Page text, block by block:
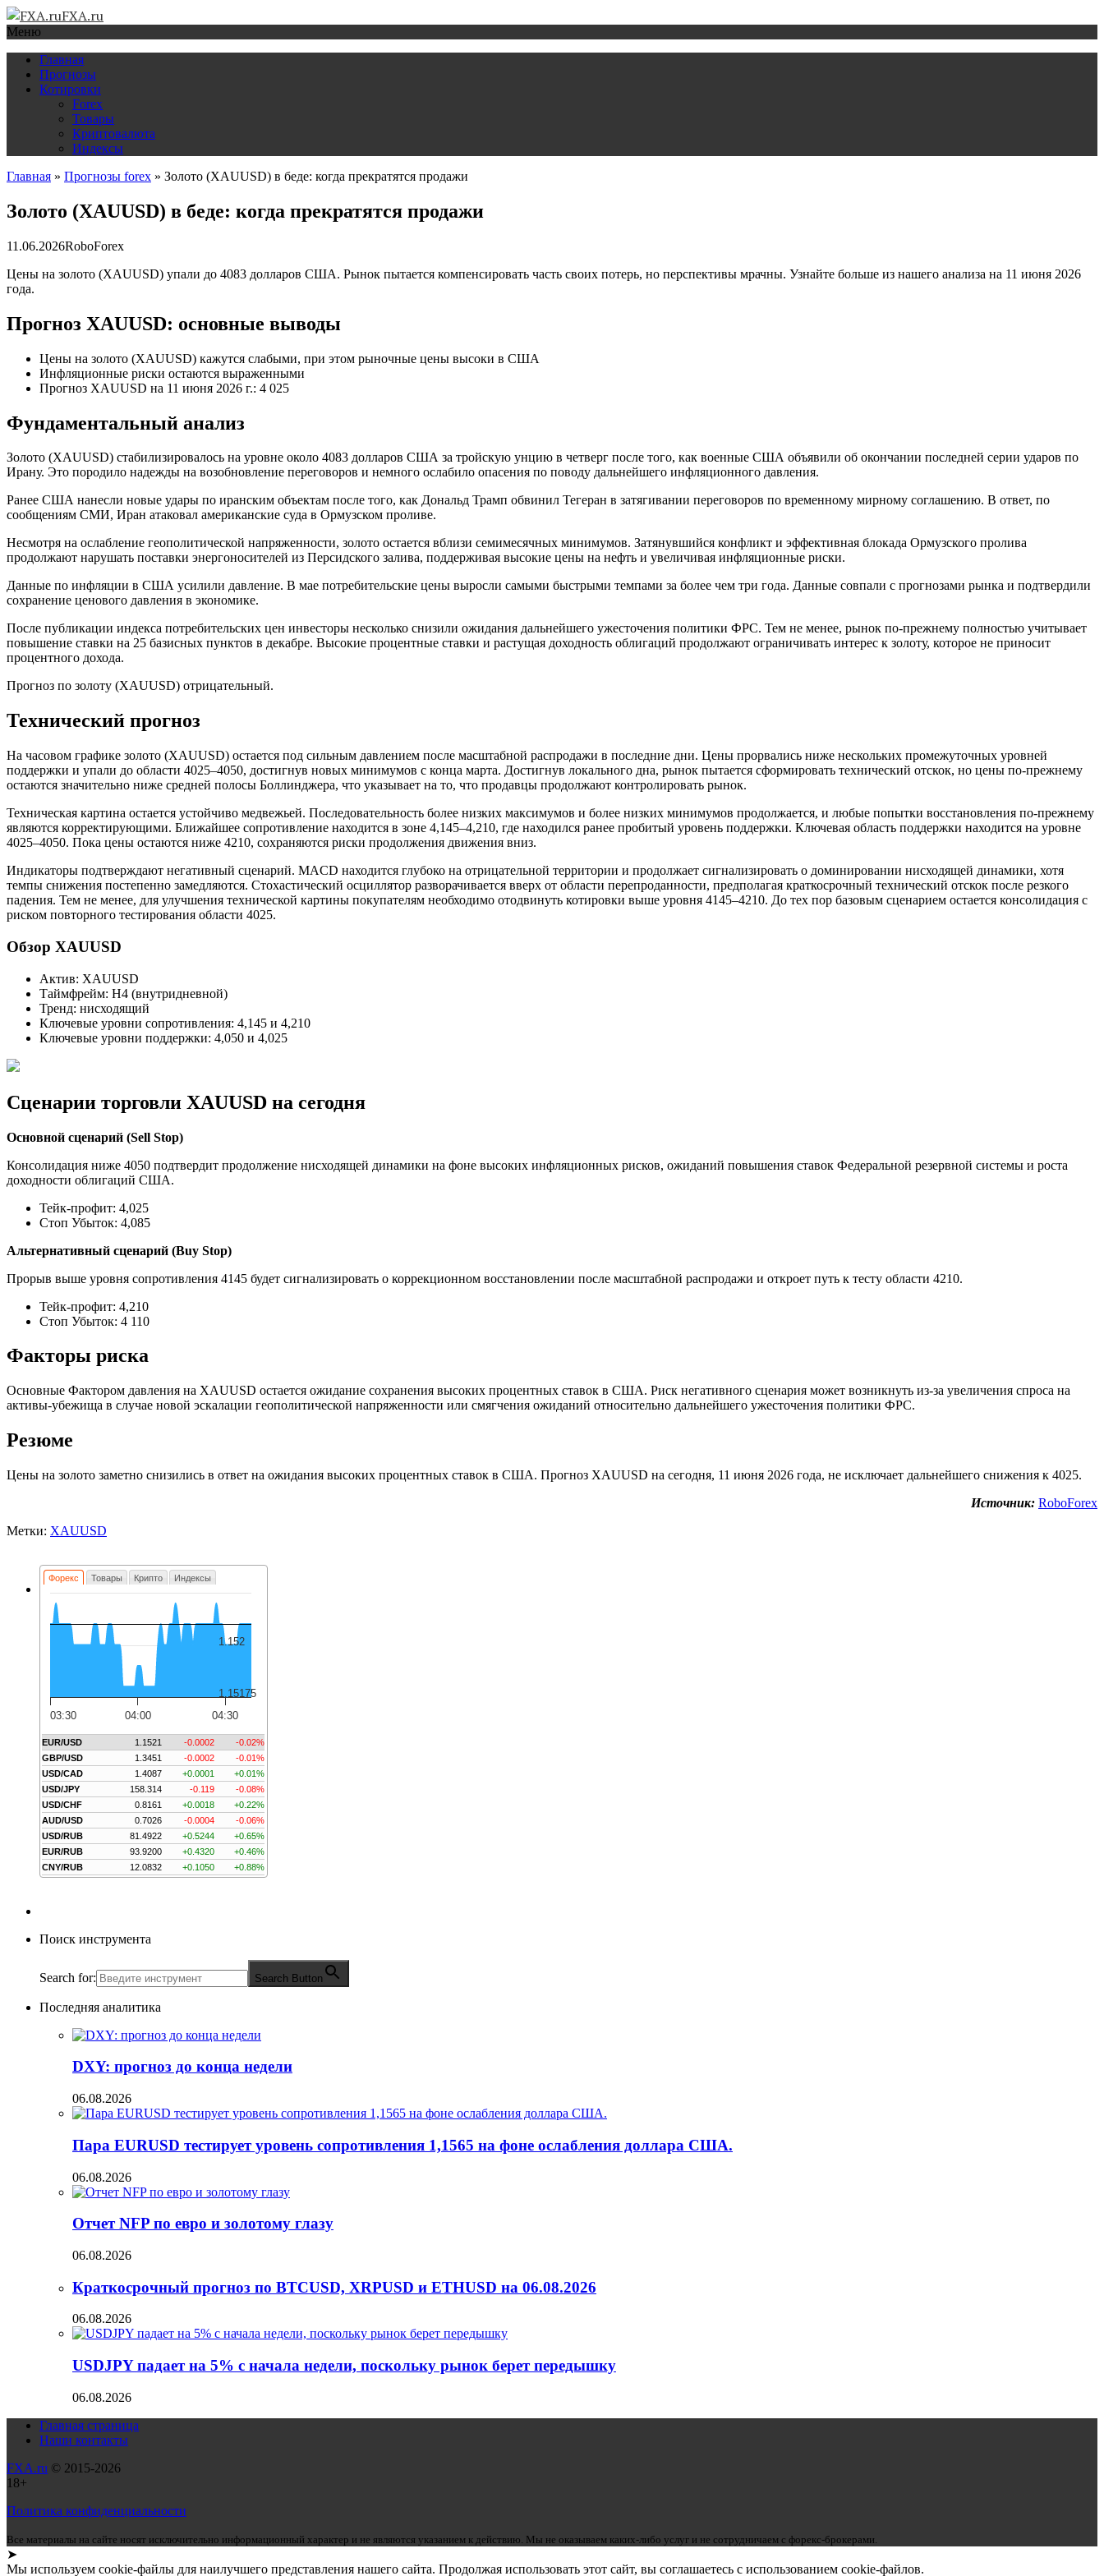
FXA.ru
Меню
Главная
Прогнозы
Котировки
Forex
Товары
Криптовалюта
Индексы
Главная » Прогнозы forex » Золото (XAUUSD) в беде: когда прекратятся продажи
Золото (XAUUSD) в беде: когда прекратятся продажи
11.06.2026RoboForex
Цены на золото (XAUUSD) упали до 4083 долларов США. Рынок пытается компенсировать часть своих потерь, но перспективы мрачны. Узнайте больше из нашего анализа на 11 июня 2026
года.
Прогноз XAUUSD: основные выводы
Цены на золото (XAUUSD) кажутся слабыми, при этом рыночные цены высоки в США
Инфляционные риски остаются выраженными
Прогноз XAUUSD на 11 июня 2026 г.: 4 025
Фундаментальный анализ
Золото (XAUUSD) стабилизировалось на уровне около 4083 долларов США за тройскую унцию в четверг после того, как военные США объявили об окончании последней серии ударов по
Ирану. Это породило надежды на возобновление переговоров и немного ослабило опасения по поводу дальнейшего инфляционного давления.
Ранее США нанесли новые удары по иранским объектам после того, как Дональд Трамп обвинил Тегеран в затягивании переговоров по временному мирному соглашению. В ответ, по
сообщениям СМИ, Иран атаковал американские суда в Ормузском проливе.
Несмотря на ослабление геополитической напряженности, золото остается вблизи семимесячных минимумов. Затянувшийся конфликт и эффективная блокада Ормузского пролива
продолжают нарушать поставки энергоносителей из Персидского залива, поддерживая высокие цены на нефть и увеличивая инфляционные риски.
Данные по инфляции в США усилили давление. В мае потребительские цены выросли самыми быстрыми темпами за более чем три года. Данные совпали с прогнозами рынка и подтвердили
сохранение ценового давления в экономике.
После публикации индекса потребительских цен инвесторы несколько снизили ожидания дальнейшего ужесточения политики ФРС. Тем не менее, рынок по-прежнему полностью учитывает
повышение ставки на 25 базисных пунктов в декабре. Высокие процентные ставки и растущая доходность облигаций продолжают ограничивать интерес к золоту, которое не приносит
процентного дохода.
Прогноз по золоту (XAUUSD) отрицательный.
Технический прогноз
На часовом графике золото (XAUUSD) остается под сильным давлением после масштабной распродажи в последние дни. Цены прорвались ниже нескольких промежуточных уровней
поддержки и упали до области 4025–4050, достигнув новых минимумов с конца марта. Достигнув локального дна, рынок пытается сформировать технический отскок, но цены по-прежнему
остаются значительно ниже средней полосы Боллинджера, что указывает на то, что продавцы продолжают контролировать рынок.
Техническая картина остается устойчиво медвежьей. Последовательность более низких максимумов и более низких минимумов продолжается, и любые попытки восстановления по-прежнему
являются корректирующими. Ближайшее сопротивление находится в зоне 4,145–4,210, где находился ранее пробитый уровень поддержки. Ключевая область поддержки находится на уровне
4025–4050. Пока цены остаются ниже 4210, сохраняются риски продолжения движения вниз.
Индикаторы подтверждают негативный сценарий. MACD находится глубоко на отрицательной территории и продолжает сигнализировать о доминировании нисходящей динамики, хотя
темпы снижения постепенно замедляются. Стохастический осциллятор разворачивается вверх от области перепроданности, предполагая краткосрочный технический отскок после резкого
падения. Тем не менее, для улучшения технической картины покупателям необходимо отодвинуть котировки выше уровня 4145–4210. До тех пор базовым сценарием остается консолидация с
риском повторного тестирования области 4025.
Обзор XAUUSD
Актив: XAUUSD
Таймфрейм: H4 (внутридневной)
Тренд: нисходящий
Ключевые уровни сопротивления: 4,145 и 4,210
Ключевые уровни поддержки: 4,050 и 4,025
Сценарии торговли XAUUSD на сегодня
Основной сценарий (Sell Stop)
Консолидация ниже 4050 подтвердит продолжение нисходящей динамики на фоне высоких инфляционных рисков, ожиданий повышения ставок Федеральной резервной системы и роста
доходности облигаций США.
Тейк-профит: 4,025
Стоп Убыток: 4,085
Альтернативный сценарий (Buy Stop)
Прорыв выше уровня сопротивления 4145 будет сигнализировать о коррекционном восстановлении после масштабной распродажи и откроет путь к тесту области 4210.
Тейк-профит: 4,210
Стоп Убыток: 4 110
Факторы риска
Основные Фактором давления на XAUUSD остается ожидание сохранения высоких процентных ставок в США. Риск негативного сценария может возникнуть из-за увеличения спроса на
активы-убежища в случае новой эскалации геополитической напряженности или смягчения ожиданий относительно дальнейшего ужесточения политики ФРС.
Резюме
Цены на золото заметно снизились в ответ на ожидания высоких процентных ставок в США. Прогноз XAUUSD на сегодня, 11 июня 2026 года, не исключает дальнейшего снижения к 4025.
Источник: RoboForex
Метки: XAUUSD
Форекс Товары Крипто Индексы
03:30 04:00 04:30
1.15175
1.152
EUR/USD 1.1521 -0.0002
-0.02%
GBP/USD
1.3451 -0.0002
-0.01%
USD/CAD
1.4087 +0.0001
+0.01%
USD/JPY
158.314 -0.119
-0.08%
USD/CHF
0.8161 +0.0018
+0.22%
AUD/USD
0.7026 -0.0004
-0.06%
USD/RUB
81.4922 +0.5244
+0.65%
EUR/RUB
93.9200 +0.4320
+0.46%
CNY/RUB
12.0832 +0.1050 +0.88%
Поиск инструмента
Search for: Search Button
Последняя аналитика
DXY: прогноз до конца недели
06.08.2026
Пара EURUSD тестирует уровень сопротивления 1,1565 на фоне ослабления доллара США.
06.08.2026
Отчет NFP по евро и золотому глазу
06.08.2026
Краткосрочный прогноз по BTCUSD, XRPUSD и ETHUSD на 06.08.2026
06.08.2026
USDJPY падает на 5% с начала недели, поскольку рынок берет передышку
06.08.2026
Главная страница
Наши контакты
FXA.ru © 2015-2026
18+
Политика конфиденциальности
Все материалы на сайте носят исключительно информационный характер и не являются указанием к действию. Мы не оказываем каких-либо услуг и не сотрудничаем с форекс-брокерами.
➤
Мы используем cookie-файлы для наилучшего представления нашего сайта. Продолжая использовать этот сайт, вы соглашаетесь с использованием cookie-файлов.